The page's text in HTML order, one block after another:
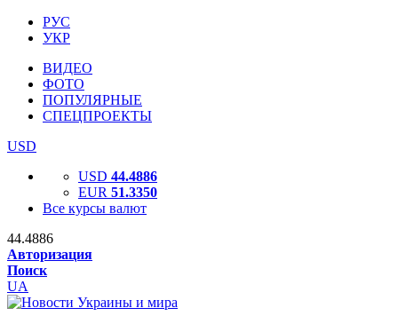
РУС
УКР
ВИДЕО
ФОТО
ПОПУЛЯРНЫЕ
СПЕЦПРОЕКТЫ
USD
USD 44.4886
EUR 51.3350
Все курсы валют
44.4886
Авторизация
Поиск
UA